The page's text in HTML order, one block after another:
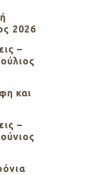
2026
–
και
–